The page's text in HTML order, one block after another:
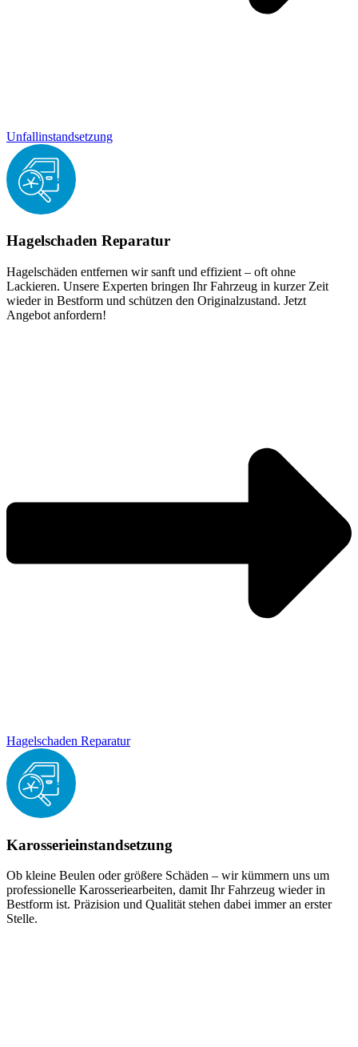
Unfallinstandsetzung
Hagelschaden Reparatur
Hagelschäden entfernen wir sanft und effizient – oft ohne
Lackieren. Unsere Experten bringen Ihr Fahrzeug in kurzer Zeit
wieder in Bestform und schützen den Originalzustand. Jetzt
Angebot anfordern!
Hagelschaden Reparatur
Karosserieinstandsetzung
Ob kleine Beulen oder größere Schäden – wir kümmern uns um
professionelle Karosseriearbeiten, damit Ihr Fahrzeug wieder in
Bestform ist. Präzision und Qualität stehen dabei immer an erster
Stelle.